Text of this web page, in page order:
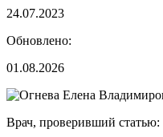
24.07.2023
Обновлено:
01.08.2026
Врач, проверивший статью: